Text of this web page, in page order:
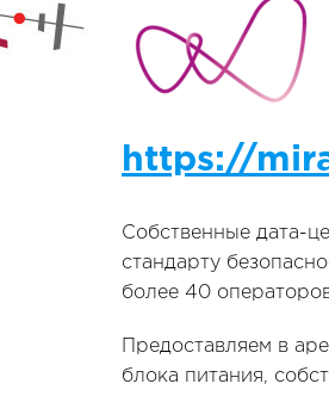
https://
Собственные дата-
стандарту
более 40
Предоставляем в
блока питания,